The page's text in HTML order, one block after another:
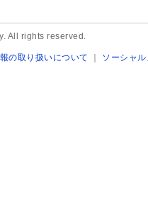
All rights reserved.
の取り扱いについて ｜ ソーシャ